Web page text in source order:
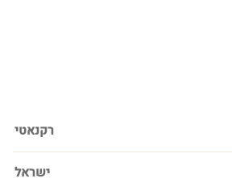
רקנאטי
ישראל